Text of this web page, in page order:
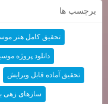
برچسب ها
تحقیق کامل هنر
دانلود پروژه
تحقیق آماده قابل ویرایش
سازهای زهی